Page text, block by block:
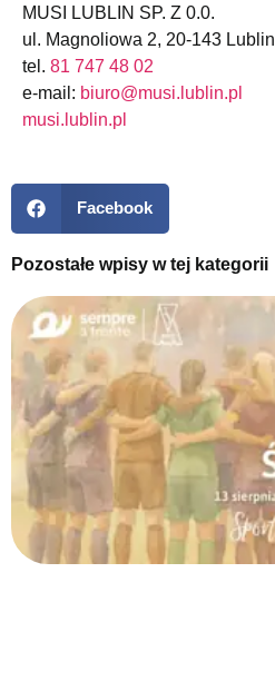
MUSI LUBLIN SP. Z 0.0.
ul. Magnoliowa 2, 20-143 Lublin
tel. 81 747 48 02
e-mail: biuro@musi.lublin.pl
musi.lublin.pl
Facebook
Pozostałe wpisy w tej kategorii